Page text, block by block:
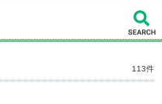
113件